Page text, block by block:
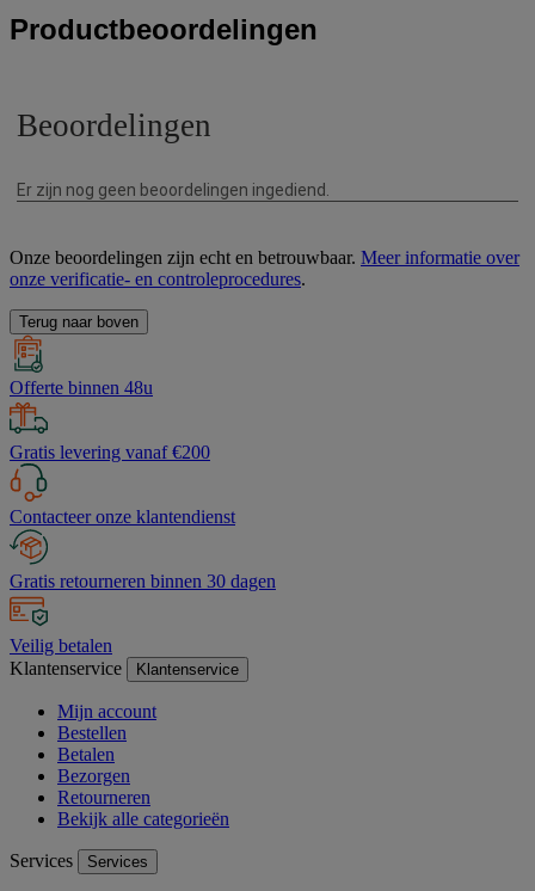
Productbeoordelingen
Onze beoordelingen zijn echt en betrouwbaar. Meer informatie over
onze verificatie- en controleprocedures.
Terug naar boven
Offerte binnen 48u
Gratis levering vanaf €200
Contacteer onze klantendienst
Gratis retourneren binnen 30 dagen
Veilig betalen
Klantenservice
Klantenservice
Mijn account
Bestellen
Betalen
Bezorgen
Retourneren
Bekijk alle categorieën
Services Services